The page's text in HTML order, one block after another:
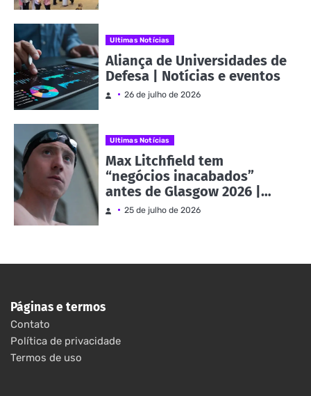
Ultimas Notícias
Aliança de Universidades de
Defesa | Notícias e eventos
26 de julho de 2026
Ultimas Notícias
Max Litchfield tem
“negócios inacabados”
antes de Glasgow 2026 |
Notícias e eventos
25 de julho de 2026
Páginas e termos
Contato
Política de privacidade
Termos de uso